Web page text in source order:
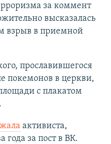
за коммент
высказалась
взрыв в приемной
прославившегося
покемонов в церкви,
с плакатом
активиста,
года за пост в ВК.